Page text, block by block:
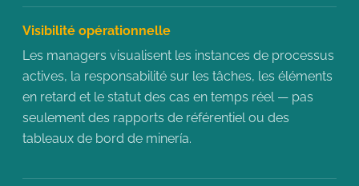
Visibilité opérationnelle
Les managers visualisent les instances de processus
actives, la responsabilité sur les tâches, les éléments
en retard et le statut des cas en temps réel — pas
seulement des rapports de référentiel ou des
tableaux de bord de minería.